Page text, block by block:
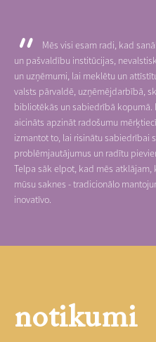
Mēs visi esam radi, kad
un pašvaldību institūcijas,
un uzņēmumi, lai meklētu un
valsts pārvaldē, uzņēmējdarbībā,
bibliotēkās un sabiedrībā kopumā.
aicināts apzināt radošumu
izmantot to, lai risinātu sabiedrībai
problēmjautājumus un radītu
Telpa sāk elpot, kad mēs atklājam,
mūsu saknes - tradicionālo
inovatīvo.
notikumi